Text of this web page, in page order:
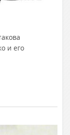
и его